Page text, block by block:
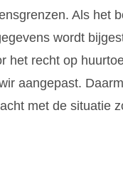
Als het
wordt
het recht op
aangepast.
met de situatie